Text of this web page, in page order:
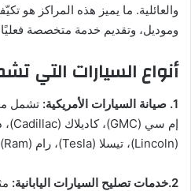
والعائلية. ما يميز هذه المراكز هو
وموديل، وتقديم خدمة متخصصة
أنواع السيارات التي
1. صيانة السيارات الأمريكية:
(Lincoln)، تيسلا (Tesla)، رام (Ram) وغيرها.
2.خدمات تصليح السيارات اليابانية: